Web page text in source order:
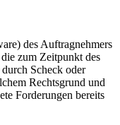
des Auftragnehmers
zum Zeitpunkt des
Scheck oder
Rechtsgrund und
Forderungen bereits